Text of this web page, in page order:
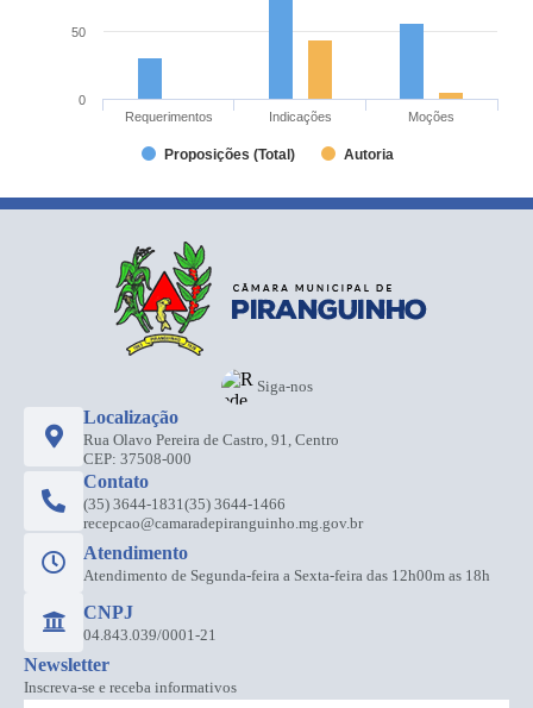
Proposições (Total) Autoria
Requerimentos Indicações Moções
0
50
Siga-nos
Localização
Rua Olavo Pereira de Castro, 91, Centro
CEP: 37508-000
Contato
(35) 3644-1831(35) 3644-1466
recepcao@camaradepiranguinho.mg.gov.br
Atendimento
Atendimento de Segunda-feira a Sexta-feira das 12h00m as 18h
CNPJ
04.843.039/0001-21
Newsletter
Inscreva-se e receba informativos